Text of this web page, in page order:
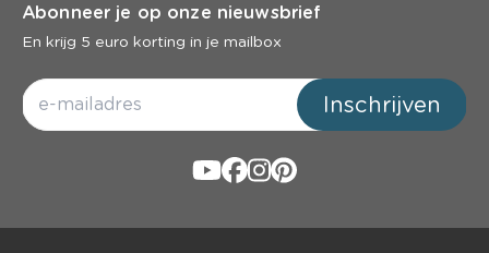
Abonneer je op onze nieuwsbrief
En krijg 5 euro korting in je mailbox
Inschrijven